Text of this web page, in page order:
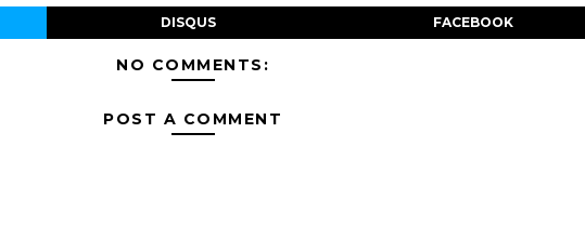
DISQUS FACEBOOK
NO COMMENTS:
POST A COMMENT